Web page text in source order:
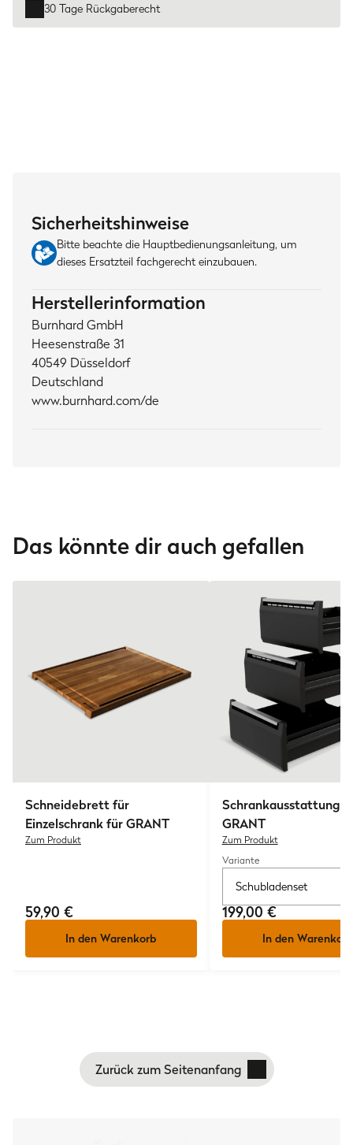
30 Tage Rückgaberecht
Sicherheitshinweise
Bitte beachte die Hauptbedienungsanleitung, um
dieses Ersatzteil fachgerecht einzubauen.
Herstellerinformation
Burnhard GmbH
Heesenstraße 31
40549 Düsseldorf
Deutschland
www.burnhard.com/de
Das könnte dir auch gefallen
Schneidebrett für
Einzelschrank für GRANT
Zum Produkt
59,90 €
In den Warenkorb
Schrankausstattung
GRANT
Zum Produkt
Variante
Schubladenset
199,00 €
In den Warenkorb
Zurück zum Seitenanfang